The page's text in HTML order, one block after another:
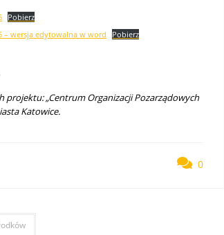
Pobierz
– wersja edytowalna w word
Pobierz
projektu: „Centrum Organizacji Pozarządowych
Katowice.
0